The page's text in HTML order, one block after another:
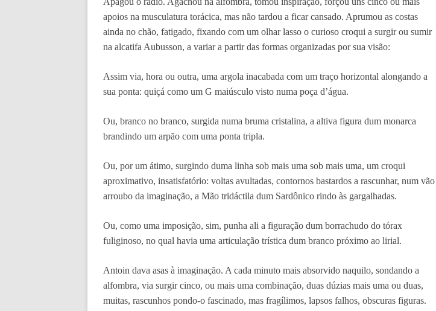
apoios na musculatura torácica, mas não tardou a ficar cansado. Aprumou as costas
ainda no chão, fatigado, fixando com um olhar lasso o curioso croqui a surgir ou sumir
na alcatifa Aubusson, a variar a partir das formas organizadas por sua visão:
Assim via, hora ou outra, uma argola inacabada com um traço horizontal alongando a
sua ponta: quiçá como um G maiúsculo visto numa poça d’água.
Ou, branco no branco, surgida numa bruma cristalina, a altiva figura dum monarca
brandindo um arpão com uma ponta tripla.
Ou, por um átimo, surgindo duma linha sob mais uma sob mais uma, um croqui
aproximativo, insatisfatório: voltas avultadas, contornos bastardos a rascunhar, num vão
arroubo da imaginação, a Mão tridáctila dum Sardônico rindo às gargalhadas.
Ou, como uma imposição, sim, punha ali a figuração dum borrachudo do tórax
fuliginoso, no qual havia uma articulação trística dum branco próximo ao lirial.
Antoin dava asas à imaginação. A cada minuto mais absorvido naquilo, sondando a
alfombra, via surgir cinco, ou mais uma combinação, duas dúzias mais uma ou duas,
muitas, rascunhos pondo-o fascinado, mas fragílimos, lapsos falhos, obscuras figuras.